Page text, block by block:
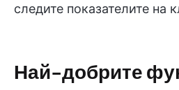
следите показателите на
Най-добрите